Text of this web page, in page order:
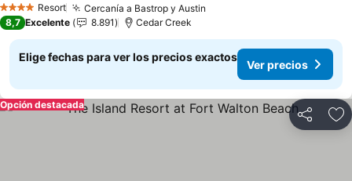
4 EstrellasResort Cercanía a Bastrop y Austin
8,7 Excelente 8.891 Cedar Creek
Elige fechas para ver los precios exactos
Ver precios
Compartir
Opción destacada